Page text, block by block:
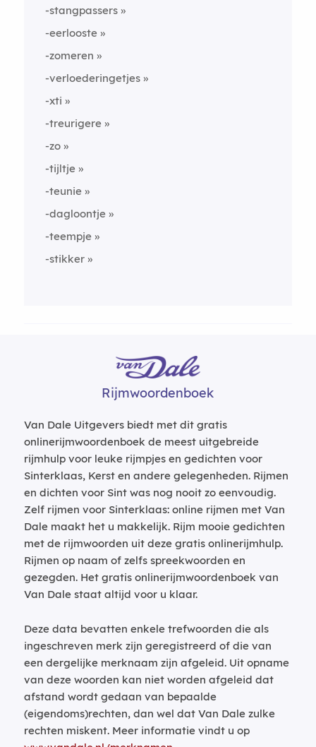
-stangpassers
-eerlooste
-zomeren
-verloederingetjes
-xti
-treurigere
-zo
-tijltje
-teunie
-dagloontje
-teempje
-stikker
Rijmwoordenboek
Van Dale Uitgevers biedt met dit gratis
onlinerijmwoordenboek de meest uitgebreide
rijmhulp voor leuke rijmpjes en gedichten voor
Sinterklaas, Kerst en andere gelegenheden. Rijmen
en dichten voor Sint was nog nooit zo eenvoudig.
Zelf rijmen voor Sinterklaas: online rijmen met Van
Dale maakt het u makkelijk. Rijm mooie gedichten
met de rijmwoorden uit deze gratis onlinerijmhulp.
Rijmen op naam of zelfs spreekwoorden en
gezegden. Het gratis onlinerijmwoordenboek van
Van Dale staat altijd voor u klaar.
Deze data bevatten enkele trefwoorden die als
ingeschreven merk zijn geregistreerd of die van
een dergelijke merknaam zijn afgeleid. Uit opname
van deze woorden kan niet worden afgeleid dat
afstand wordt gedaan van bepaalde
(eigendoms)rechten, dan wel dat Van Dale zulke
rechten miskent. Meer informatie vindt u op